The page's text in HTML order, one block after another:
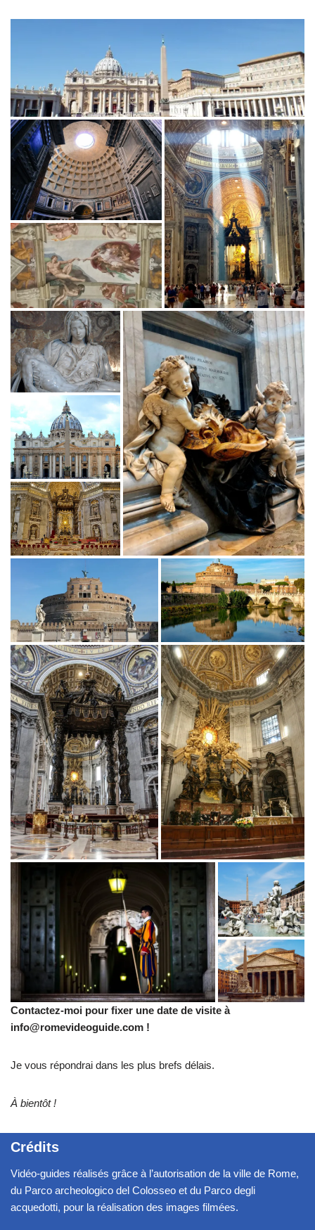
Contactez-moi pour fixer une date de visite à
info@romevideoguide.com !
Je vous répondrai dans les plus brefs délais.
À bientôt !
Crédits
Vidéo-guides réalisés grâce à l’autorisation de la ville de Rome,
du Parco archeologico del Colosseo et du Parco degli
acquedotti, pour la réalisation des images filmées.